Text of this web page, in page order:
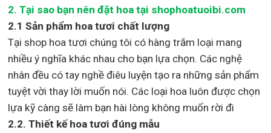
2. Tại sao bạn nên đặt hoa tại shophoatuoibi.com
2.1 Sản phẩm hoa tươi chất lượng
Tại shop hoa tươi chúng tôi có hàng trăm loại mang
nhiều ý nghĩa khác nhau cho bạn lựa chọn. Các nghệ
nhân đều có tay nghề điêu luyện tạo ra những sản phẩm
tuyệt vời thay lời muốn nói. Các loại hoa luôn được chọn
lựa kỹ càng sẽ làm bạn hài lòng không muốn rời đi
2.2. Thiết kế hoa tươi đúng mẫu